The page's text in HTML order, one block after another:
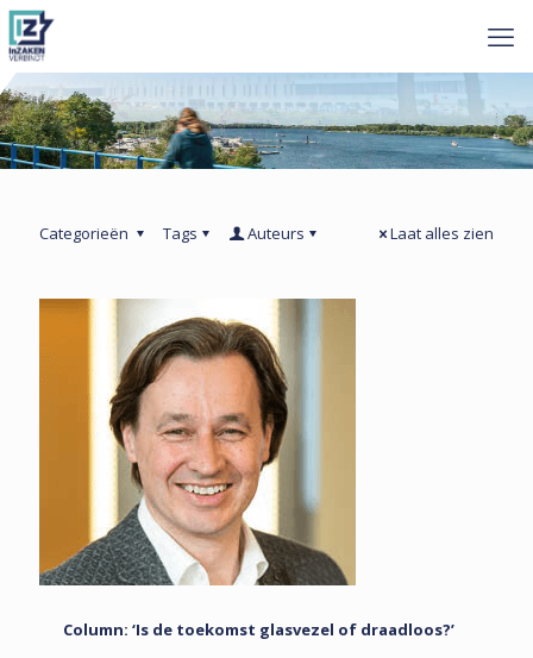
Categorieën Tags Auteurs Laat alles zien
Column: ‘Is de toekomst glasvezel of draadloos?’